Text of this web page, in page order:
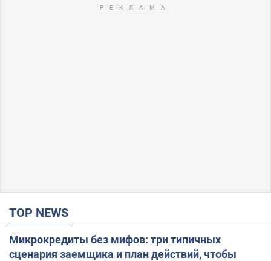
TOP NEWS
Микрокредиты без мифов: три типичных
сценария заемщика и план действий, чтобы